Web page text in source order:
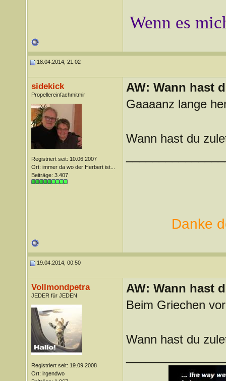
Wenn es
18.04.2014, 21:02
sidekick
Propellereinfachmitmir
Registriert seit: 10.06.2007
Ort: immer da wo der Herbert ist...
Beiträge: 3.407
AW: Wann hast
Gaaaanz lange
Wann hast du
Danke
19.04.2014, 00:50
Vollmondpetra
JEDER für JEDEN
Registriert seit: 19.09.2008
Ort: irgendwo
AW: Wann hast
Beim Griechen
Wann hast du